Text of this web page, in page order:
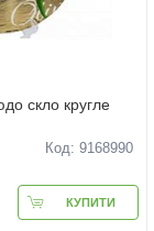
скло кругле
Код: 9168990
КУПИТИ